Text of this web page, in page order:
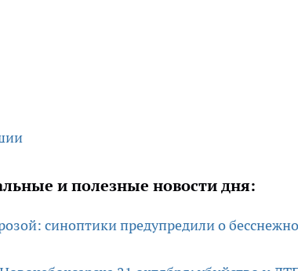
и полезные новости дня:
синоптики предупредили о